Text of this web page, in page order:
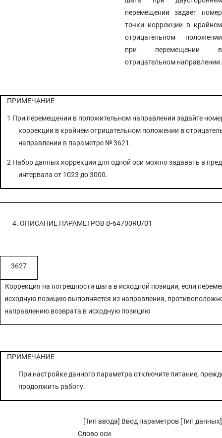
перемещении задает номер
точки коррекции в крайнем
отрицательном положении
при перемещении в
отрицательном направлении.
ПРИМЕЧАНИЕ
1 При перемещении в положительном направлении задайте
коррекции в крайнем отрицательном положении в
направлении в параметре № 3621.
2 Набор данных коррекции для одной оси можно задавать в
интервала от 1023 до 3000.
4. ОПИСАНИЕ ПАРАМЕТРОВ B-64700RU/01
3627
Коррекция на погрешности шага в исходной позиции, если
исходную позицию выполняется из направления,
направлению возврата в исходную позицию
ПРИМЕЧАНИЕ
При настройке данного параметра отключите питание,
продолжить работу.
[Тип ввода] Ввод параметров [Тип данных]
Слово оси